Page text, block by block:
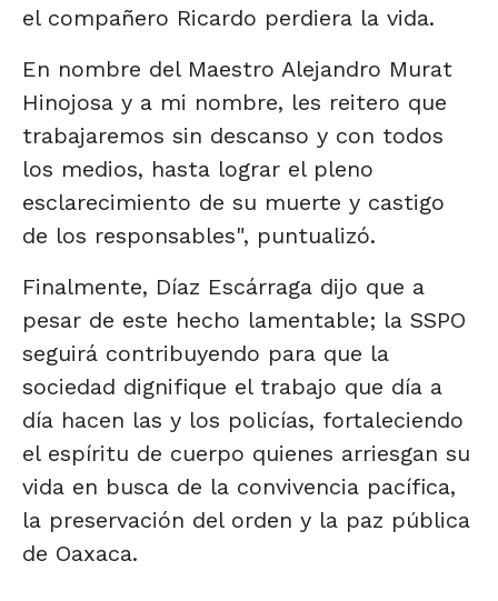
el compañero Ricardo perdiera la vida.
En nombre del Maestro Alejandro Murat
Hinojosa y a mi nombre, les reitero que
trabajaremos sin descanso y con todos
los medios, hasta lograr el pleno
esclarecimiento de su muerte y castigo
de los responsables", puntualizó.
Finalmente, Díaz Escárraga dijo que a
pesar de este hecho lamentable; la SSPO
seguirá contribuyendo para que la
sociedad dignifique el trabajo que día a
día hacen las y los policías, fortaleciendo
el espíritu de cuerpo quienes arriesgan su
vida en busca de la convivencia pacífica,
la preservación del orden y la paz pública
de Oaxaca.